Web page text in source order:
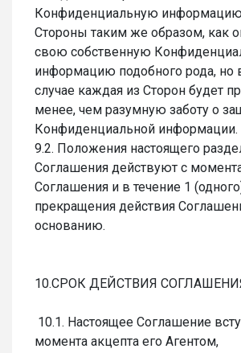
Конфиденциальную
Стороны таким же образом, как
свою собственную
информацию подобного рода,
случае каждая из Сторон будет
менее, чем разумную заботу о
Конфиденциальной информации.
9.2. Положения настоящего
Соглашения действуют с
Соглашения и в течение 1
прекращения действия
основанию.
10.СРОК ДЕЙСТВИЯ
10.1. Настоящее Соглашение
момента акцепта его Агентом,